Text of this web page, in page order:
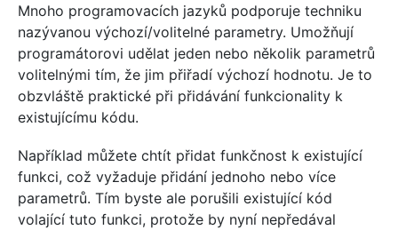
Mnoho programovacích jazyků podporuje techniku
nazývanou výchozí/volitelné parametry. Umožňují
programátorovi udělat jeden nebo několik parametrů
volitelnými tím, že jim přiřadí výchozí hodnotu. Je to
obzvláště praktické při přidávání funkcionality k
existujícímu kódu.
Například můžete chtít přidat funkčnost k existující
funkci, což vyžaduje přidání jednoho nebo více
parametrů. Tím byste ale porušili existující kód
volající tuto funkci, protože by nyní nepředával